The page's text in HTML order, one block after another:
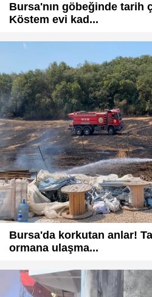
Bursa'nın göbeğinde tarih
Köstem evi kad...
Bursa'da korkutan anlar!
ormana ulaşma...